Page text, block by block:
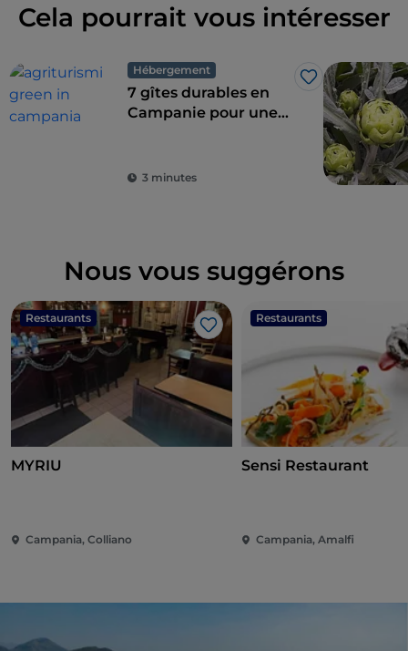
Cela pourrait vous intéresser
Hébergement
J’aime
7 gîtes durables en
Campanie pour une
du goût
3 minutes
Nous vous suggérons
Restaurants
J’aime
MYRIU
Campania, Colliano
Restaurants
Sensi Restaurant
Campania, Amalfi